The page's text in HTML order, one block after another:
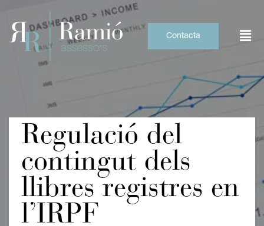
content
Contacta
Regulació del
contingut dels
llibres registres en
l’IRPF